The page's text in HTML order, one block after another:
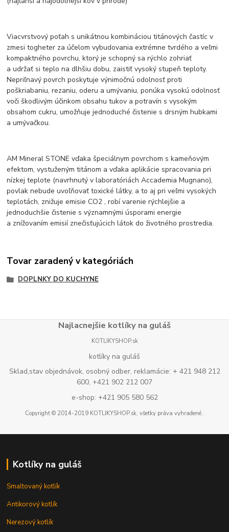
Viacvrstvový poťah s unikátnou kombináciou titánových častíc v
zmesi togheter za účelom vybudovania extrémne tvrdého a veľmi
kompaktného povrchu, ktorý je schopný sa rýchlo zohriať
a udržať si teplo na dlhšiu dobu, zaistiť vysoký stupeň teploty.
Nepriľnavý povrch poskytuje výnimočnú odolnosť proti
poškriabaniu, rezaniu, oderu a umývaniu, ponúka vysokú odolnosť
voči škodlivým účinkom obsahu tukov a potravín s vysokým
obsahom cukru, umožňuje jednoduché čistenie s drsným hubkami
a umývačkou.
AM Mineral STONE vďaka špeciálnym povrchom s kameňovým
efektom, vystuženým titánom a vďaka aplikácie spracovania pri
nízkej teplote (navrhnutý v laboratóriách Accademia Mugnano),
povlak nebude uvoľňovať toxické látky, a to aj pri veľmi vysokých
teplotách, znižuje emisie CO2 , robí varenie rýchlejšie a
jednoduchšie čistenie s významnými úsporami energie
a znížovaním emisií znečisťujúcich látok do životného prostredia.
Tovar zaradený v kategóriách
DOPLNKY DO KUCHYNE
Najlacnejšie kotlíky na guláš
KOTLIKYSHOP.sk
kotlíky na guláš
Sklad,stav objednávok, osobný odber, reklamácie: + 421 948 212
600, +421 902 212 007
e-shop: +421 905 580 562
Copyright © 2014-2019 KOTLIKYSHOP.sk, všetky práva vyhradené..
Kotlíky na guláš
Smaltovaný kotlík
Antikorový kotlík
Nerezový kotlík